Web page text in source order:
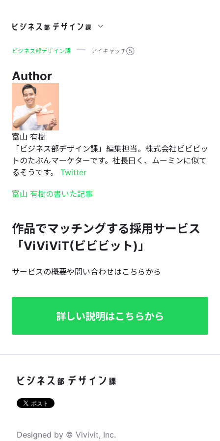
アイキャッチ⑤
ビジネス部デザイン課 アイキャッチ⑤
Author
富山 有樹
「ビジネス部デザイン課」編集担当。株式会社ビビビッ
トのたぶんマーケターです。社長曰く、ムーミンに似て
るそうです。 Twitter
富山 有樹の書いた記事
作品でマッチングする採用サービス
「ViViViT(ビビビット)」
サービスの概要や問い合わせはこちらから
詳しい説明はこちらから
Designed by © Vivivit, Inc.